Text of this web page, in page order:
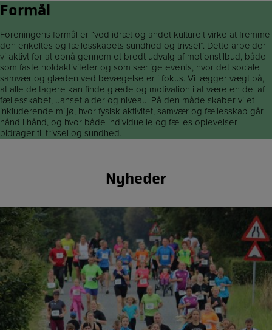
Formål
Foreningens formål er “ved idræt og andet kulturelt virke at fremme
den enkeltes og fællesskabets sundhed og trivsel”. Dette arbejder
vi aktivt for at opnå gennem et bredt udvalg af motionstilbud, både
som faste holdaktiviteter og som særlige events, hvor det sociale
samvær og glæden ved bevægelse er i fokus. Vi lægger vægt på,
at alle deltagere kan finde glæde og motivation i at være en del af
fællesskabet, uanset alder og niveau. På den måde skaber vi et
inkluderende miljø, hvor fysisk aktivitet, samvær og fællesskab går
hånd i hånd, og hvor både individuelle og fælles oplevelser
bidrager til trivsel og sundhed.
Nyheder